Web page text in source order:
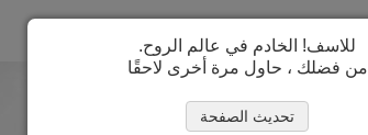
للاسف! الخادم في عالم الروح.
من فضلك ، حاول مرة أخرى لاحقًا
تحديث الصفحة